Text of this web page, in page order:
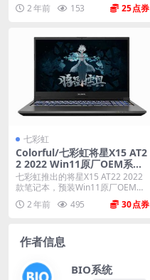
2 年前 153 25
七彩虹
Colorful/七彩虹将星X15 AT2
2 2022 Win11原厂OEM系统
带COLORFUL一键还原
七彩虹推出的将星X15 AT22 2022
款笔记本，预装Win11原厂OEM系
统...
2 年前 495 30
作者信息
BIO系统